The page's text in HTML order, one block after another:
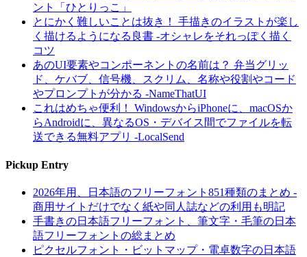
ント「ひとりっこ」
とにかく難しいことは抜き！ 手描きのイラストが楽し
く描けるようになる良書 -オシャレをそれっぽく描く
コツ
あのUI要素やコンポーネントの名前は？ 弁当グリッ
ド、ケバブ、信号機、スクリム、名称や役割やコード
やプロンプトが分かる -NameThatUI
これはめちゃ便利！ WindowsからiPhoneに、macOSか
らAndroidに、異なるOS・デバイス間でファイルを転
送できる無料アプリ -LocalSend
Pickup Entry
2026年用、日本語のフリーフォント851種類のまとめ -
商用サイトだけでなく紙や同人誌などの利用も明記
手書きの日本語フリーフォント、筆文字・毛筆の日本
語フリーフォントの総まとめ
ピクセルフォント・ビットマップ・電卓数字の日本語